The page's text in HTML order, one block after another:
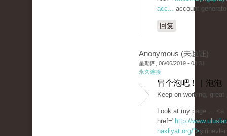
acc... account
回复
Anonymous (未验证)
星期四, 06/06/2019 - 03:31
永久连接
冒个泡吧！ | 泡泡
Keep on working, great
Look at my page ... <a
href=" http://
nakliyat.org/">